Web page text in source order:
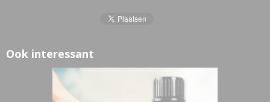
Ook interessant